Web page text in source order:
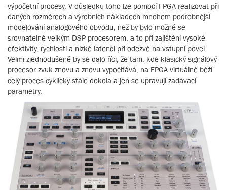
výpočetní procesy. V důsledku toho lze pomocí FPGA realizovat při
daných rozměrech a výrobních nákladech mnohem podrobnější
modelování analogového obvodu, než by bylo možné se
srovnatelně velkým DSP procesorem, a to při zajištění vysoké
efektivity, rychlosti a nízké latenci při odezvě na vstupní povel.
Velmi zjednodušeně by se dalo říci, že tam, kde klasický signálový
procesor zvuk znovu a znovu vypočítává, na FPGA virtuálně běží
celý proces cyklicky stále dokola a jen se upravují zadávací
parametry.